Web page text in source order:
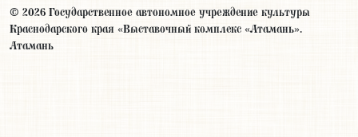
© 2026 Государственное автономное учреждение культуры
Краснодарского края «Выставочный комплекс «Атамань».
Атамань